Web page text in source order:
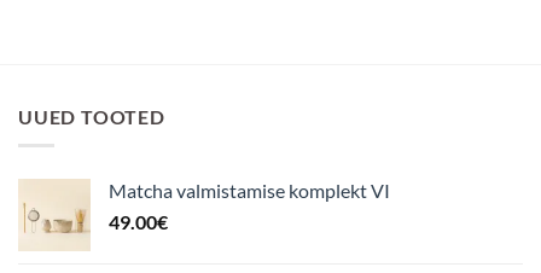
UUED TOOTED
Matcha valmistamise komplekt VI
49.00€